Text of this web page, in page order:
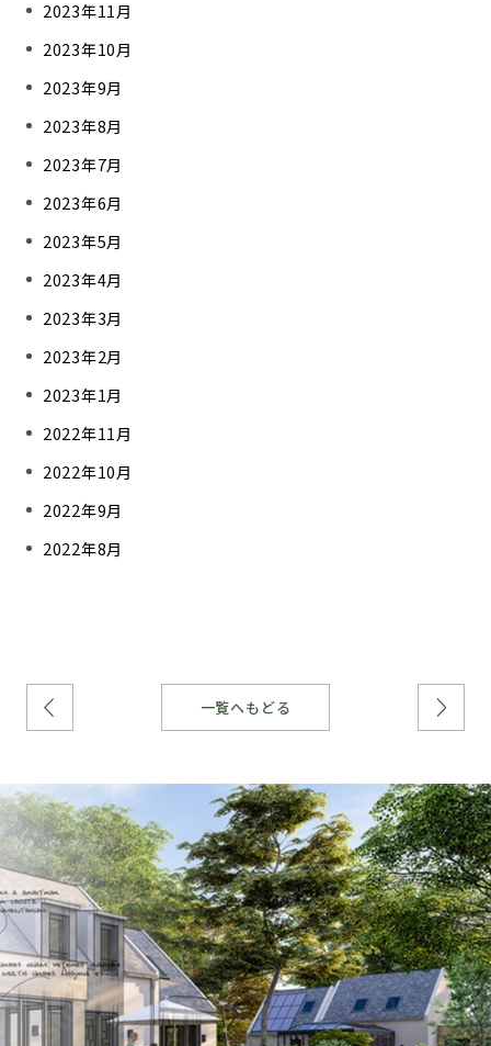
2023年11月
2023年10月
2023年9月
2023年8月
2023年7月
2023年6月
2023年5月
2023年4月
2023年3月
2023年2月
2023年1月
2022年11月
2022年10月
2022年9月
2022年8月
一覧へもどる